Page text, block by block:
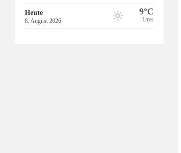
Heute
8. August 2026
9°C
1m/s